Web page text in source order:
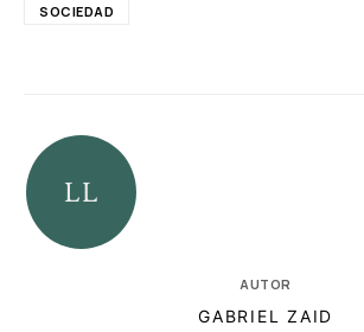
SOCIEDAD
AUTOR
GABRIEL ZAID